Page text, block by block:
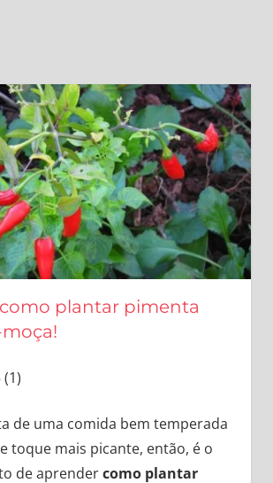
plantar pimenta
(1)
de uma comida bem temperada
toque mais picante, então, é o
de aprendercomo plantar